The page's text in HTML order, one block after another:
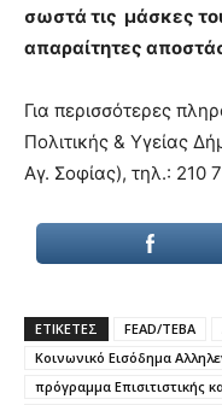
σωστά τις μάσκες
απαραίτητες
Για περισσότερες
Πολιτικής & Υγείας
Αγ. Σοφίας), τηλ.: 210
ΕΤΙΚΕΤΕΣ FEAD/TEBA
Κοινωνικό Εισόδημα
πρόγραμμα Επισιτιστικής